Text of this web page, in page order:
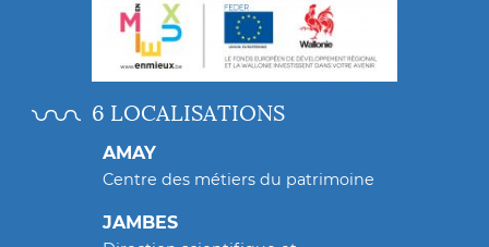
6 LOCALISATIONS
AMAY
Centre des métiers du patrimoine
JAMBES